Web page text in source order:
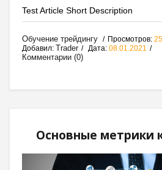
Test Article Short Description
Обучение трейдингу Просмотров:
Добавил: Trader Дата: 08.01.2021
Комментарии (0)
Основные метрики